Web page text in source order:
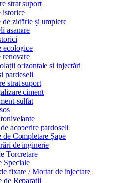
strat suport
istorice
de zidărie și umplere
asanare
ecologice
renovare
orizontale și injectări
pardoseli
strat suport
ciment
sulfat
acoperire pardoseli
de Completare Șape
de inginerie
Torcretare
Speciale
fixare / Mortar de injectare
de Reparații